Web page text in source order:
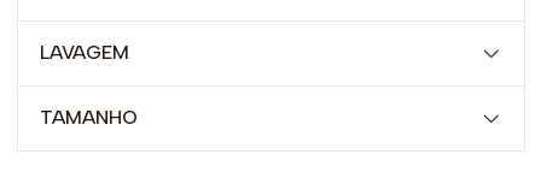
LAVAGEM
TAMANHO